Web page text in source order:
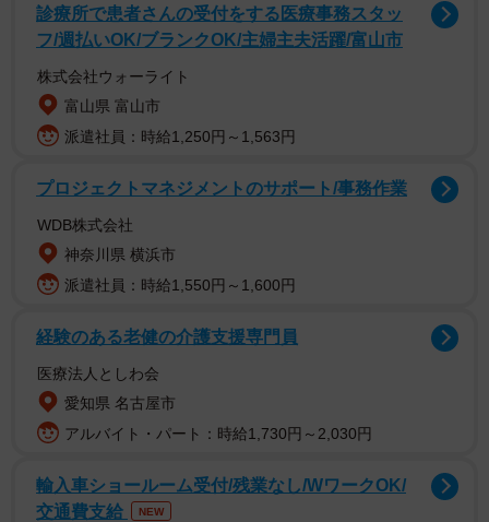
飲食店に入ってから「この店はやばいな...」と思ったとき
は、店内に誰かを探すフリして「あー、◯◯さんはまだ来
てないのか」と独り言をつぶやいて、店員に会釈して帰る
なく帰れます。
診療所で患者さんの受付をする医療事務スタッ
フ/週払いOK/ブランクOK/主婦主夫活躍/富山市
株式会社ウォーライト
富山県 富山市
派遣社員：時給1,250円～1,563円
プロジェクトマネジメントのサポート/事務作業
WDB株式会社
神奈川県 横浜市
派遣社員：時給1,550円～1,600円
経験のある老健の介護支援専門員
医療法人としわ会
愛知県 名古屋市
アルバイト・パート：時給1,730円～2,030円
輸入車ショールーム受付/残業なし/WワークOK/
交通費支給
NEW